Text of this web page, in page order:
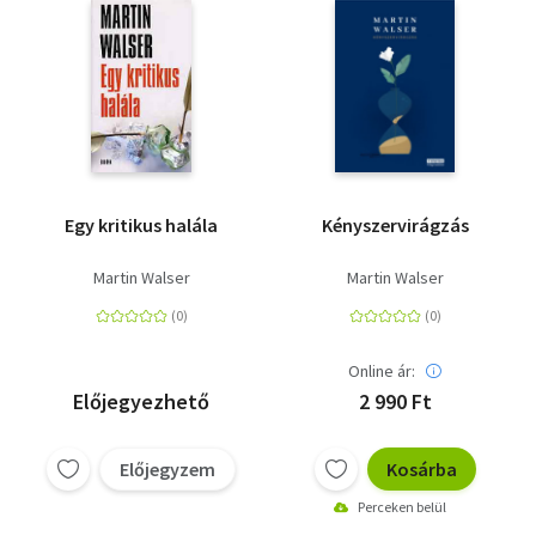
Egy kritikus halála
Martin Walser
Előjegyezhető
Előjegyzem
Kényszervirágzás
Martin Walser
Online ár:
2 990 Ft
Kosárba
Perceken belül